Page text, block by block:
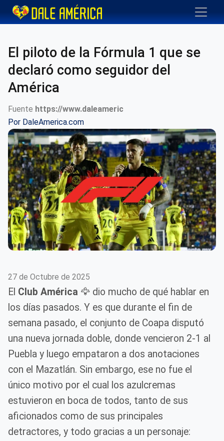
El piloto de la Fórmula 1 que se
declaró como seguidor del
América
Fuente https://www.daleameric
Por DaleAmerica.com
27 de Octubre de 2025
El Club América 🦅 dio mucho de qué hablar en
los días pasados. Y es que durante el fin de
semana pasado, el conjunto de Coapa disputó
una nueva jornada doble, donde vencieron 2-1 al
Puebla y luego empataron a dos anotaciones
con el Mazatlán. Sin embargo, ese no fue el
único motivo por el cual los azulcremas
estuvieron en boca de todos, tanto de sus
aficionados como de sus principales
detractores, y todo gracias a un personaje: